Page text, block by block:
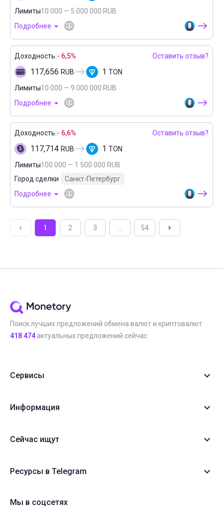
Лимиты10 000 — 5 000 000 RUB
Подробнее
Доходность:- 6,5% Оставить отзыв?
117,656 RUB 1 TON
Лимиты10 000 — 9 000 000 RUB
Подробнее
Доходность:- 6,6% Оставить отзыв?
117,714 RUB 1 TON
Лимиты100 000 — 1 500 000 RUB
Город сделки
Санкт-Петербург
Подробнее
1 2 3 54
Поиск лучших предложений обмена валют и криптовалют
418 474 актуальных предложений сейчас
Сервисы
Информация
Сейчас ищут
Ресурсы в Telegram
Мы в соцсетях